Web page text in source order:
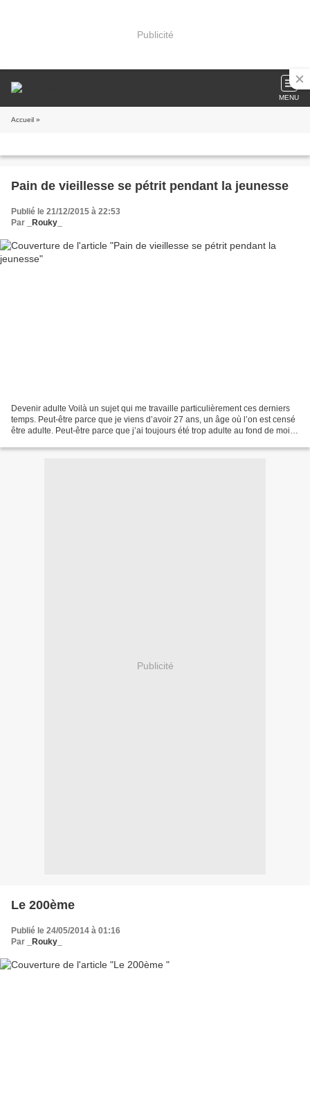
Publicité
MENU
Accueil »
Pain de vieillesse se pétrit pendant la jeunesse
Publié le 21/12/2015 à 22:53
Par
_Rouky_
Devenir adulte Voilà un sujet qui me travaille particulièrement ces derniers
temps. Peut-être parce que je viens d’avoir 27 ans, un âge où l’on est censé
être adulte. Peut-être parce que j’ai toujours été trop adulte au fond de moi.
Publicité
Le 200ème
Publié le 24/05/2014 à 01:16
Par
_Rouky_